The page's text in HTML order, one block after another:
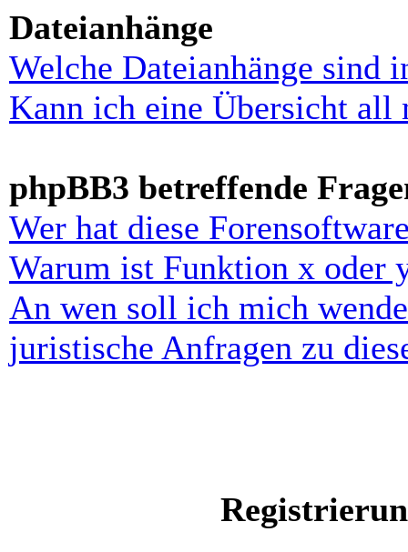
Dateianhänge
Welche Dateianhänge sind
Kann ich eine Übersicht all
phpBB3 betreffende
Wer hat diese
Warum ist Funktion x oder
An wen soll ich mich
juristische Anfragen zu